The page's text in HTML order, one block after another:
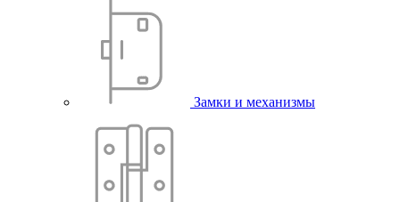
Замки и механизмы